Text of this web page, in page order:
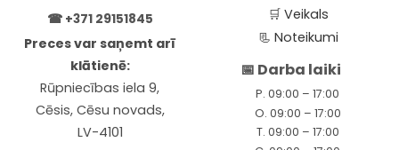
☎ +371 29151845
Preces var saņemt arī
klātienē:
Rūpniecības iela 9,
Cēsis, Cēsu novads,
LV-4101
🛒Veikals
📃Noteikumi
📅 Darba laiki
P. 09:00 – 17:00
O. 09:00 – 17:00
T. 09:00 – 17:00